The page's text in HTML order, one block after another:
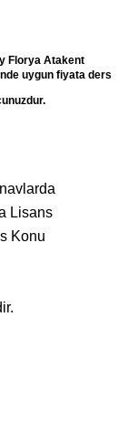
Florya Atakent
uygun fiyata ders
Lisans
Konu